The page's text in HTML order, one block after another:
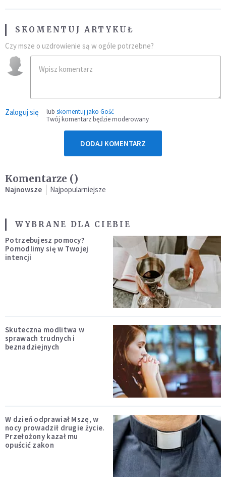
SKOMENTUJ ARTYKUŁ
Czy msze o uzdrowienie są w ogóle potrzebne?
Zaloguj się lub skomentuj jako Gość
Twój komentarz będzie moderowany
DODAJ KOMENTARZ
Komentarze ()
Najnowsze Najpopularniejsze
WYBRANE DLA CIEBIE
Potrzebujesz pomocy?
Pomodlimy się w Twojej
intencji
Skuteczna modlitwa w
sprawach trudnych i
beznadziejnych
W dzień odprawiał Mszę, w
nocy prowadził drugie życie.
Przełożony kazał mu
opuścić zakon